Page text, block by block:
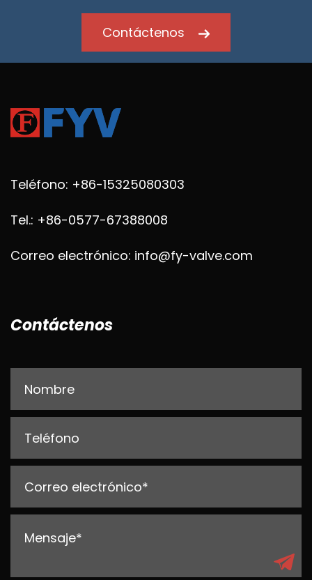
Contáctenos
Teléfono: +86-15325080303
Tel.: +86-0577-67388008
Correo electrónico: info@fy-valve.com
Contáctenos